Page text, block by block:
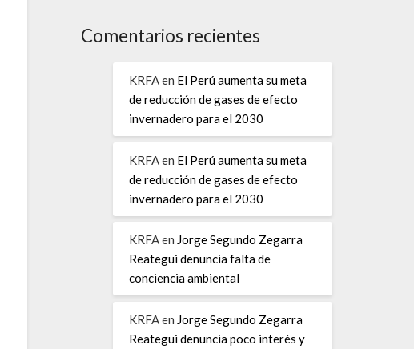
Comentarios recientes
KRFAen El Perú aumenta su meta
de reducción de gases de efecto
invernadero para el 2030
KRFAen El Perú aumenta su meta
de reducción de gases de efecto
invernadero para el 2030
KRFAen Jorge Segundo Zegarra
Reategui denuncia falta de
conciencia ambiental
KRFAen Jorge Segundo Zegarra
Reategui denuncia poco interés y